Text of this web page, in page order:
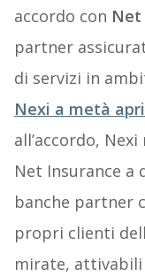
accordo con Net
partner
di servizi in
Nexi a metà
all’accordo,
Net Insurance a
banche partner
propri clienti
mirate,